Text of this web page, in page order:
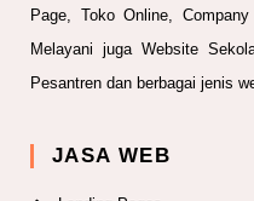
Page, Toko Online,
Melayani juga Website
Pesantren dan berbagai jenis
JASA WEB